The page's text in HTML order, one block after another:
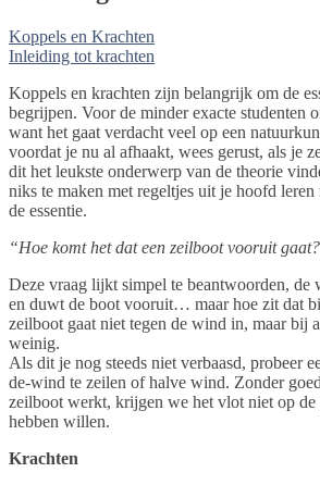
Koppels en Krachten
Inleiding tot krachten
Koppels en krachten zijn belangrijk om de
begrijpen. Voor de minder exacte studenten
want het gaat verdacht veel op een
voordat je nu al afhaakt, wees gerust, als je
dit het leukste onderwerp van de theorie
niks te maken met regeltjes uit je hoofd leren
de essentie.
“Hoe komt het dat een zeilboot vooruit
Deze vraag lijkt simpel te beantwoorden, de
en duwt de boot vooruit… maar hoe zit dat
zeilboot gaat niet tegen de wind in, maar bij
weinig.
Als dit je nog steeds niet verbaasd, probeer
de-wind te zeilen of halve wind. Zonder
zeilboot werkt, krijgen we het vlot niet op
hebben willen.
Krachten